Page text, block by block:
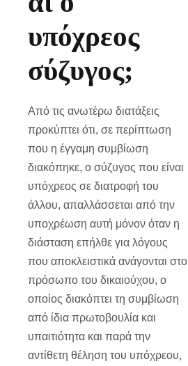
υπόχρεος
σύζυγος;
Από τις ανωτέρω διατάξεις
προκύπτει ότι, σε περίπτωση
που η έγγαμη συμβίωση
διακόπηκε, ο σύζυγος που είναι
υπόχρεος σε διατροφή του
άλλου, απαλλάσσεται από την
υποχρέωση αυτή μόνον όταν η
διάσταση επήλθε για λόγους
που αποκλειστικά ανάγονται στο
πρόσωπο του δικαιούχου, ο
οποίος διακόπτει τη συμβίωση
από ίδια πρωτοβουλία και
υπαιτιότητα και παρά την
αντίθετη θέληση του υπόχρεου,